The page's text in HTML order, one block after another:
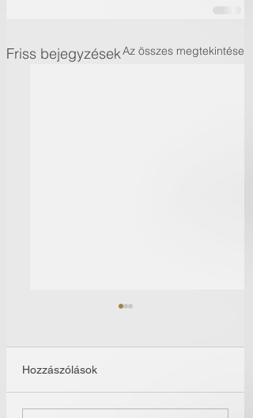
Friss bejegyzésekAz összes megtekintése
Hozzászólások